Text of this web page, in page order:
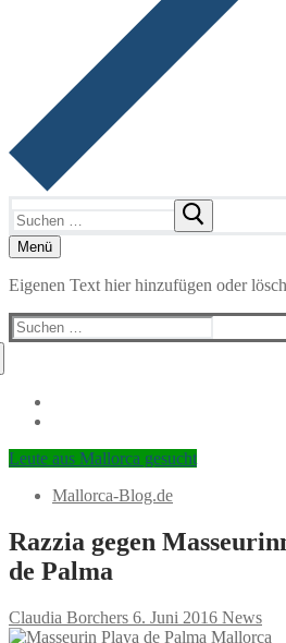
nach:
Menü
Eigenen Text hier hinzufügen oder
Suchen
nach:
Leute aus Mallorca gesucht
Mallorca-Blog.de
Razzia gegen
de Palma
Claudia Borchers 6. Juni 2016 News